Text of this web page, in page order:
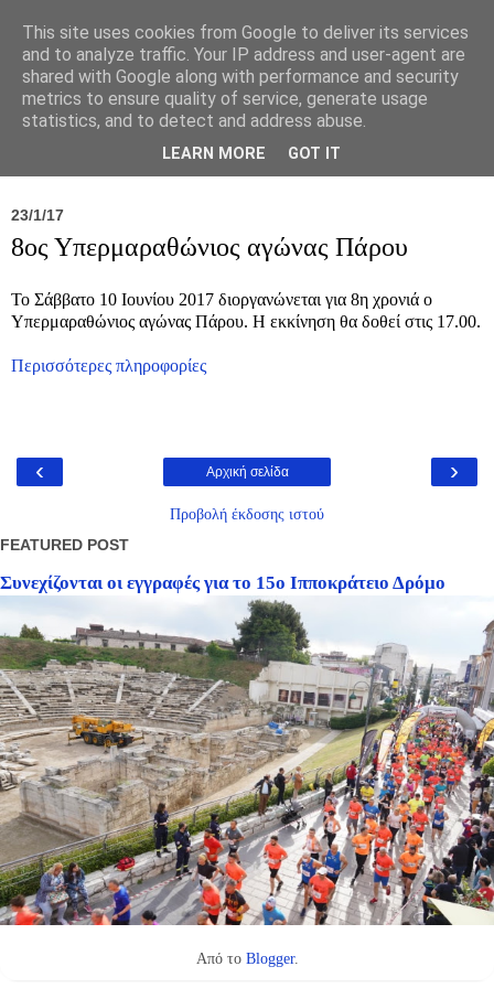
Σύλλογος Ιπποκράτειος
23/1/17
8ος Υπερμαραθώνιος αγώνας Πάρου
Το Σάββατο 10 Ιουνίου 2017 διοργανώνεται για 8η χρονιά ο
Υπερμαραθώνιος αγώνας Πάρου. Η εκκίνηση θα δοθεί στις 17.00.
Περισσότερες πληροφορίες
‹ ›
Αρχική σελίδα
Προβολή έκδοσης ιστού
FEATURED POST
Συνεχίζονται οι εγγραφές για το 15ο Ιπποκράτειο Δρόμο
Από το Blogger.
This site uses cookies from Google to deliver its services
and to analyze traffic. Your IP address and user-agent are
shared with Google along with performance and security
metrics to ensure quality of service, generate usage
statistics, and to detect and address abuse.
LEARN MORE GOT IT